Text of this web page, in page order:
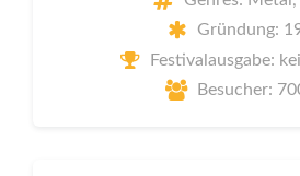
Gründung:
Festivalausgabe:
Besucher: